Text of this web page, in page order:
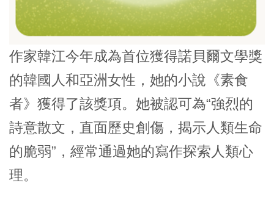
作家韓江今年成為首位獲得諾貝爾文學獎
的韓國人和亞洲女性，她的小說《素食
者》獲得了該獎項。她被認可為“強烈的
詩意散文，直面歷史創傷，揭示人類生命
的脆弱”，經常通過她的寫作探索人類心
理。